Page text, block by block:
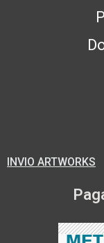
INVIO ARTWORKS